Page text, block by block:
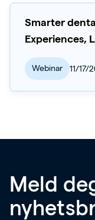
Smarter
Experiences,
Webinar 11/17/
Meld